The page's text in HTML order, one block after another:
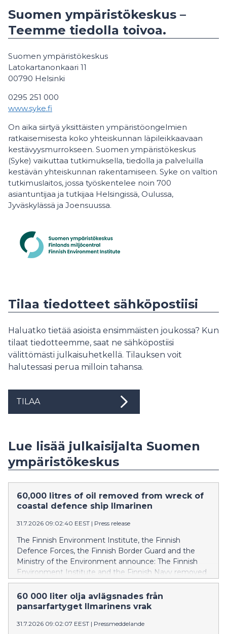
Suomen ympäristökeskus –
Teemme tiedolla toivoa.
Suomen ympäristökeskus
Latokartanonkaari 11
00790 Helsinki
0295 251 000
www.syke.fi
On aika siirtyä yksittäisten ympäristöongelmien
ratkaisemisesta koko yhteiskunnan läpileikkaavaan
kestävyysmurrokseen. Suomen ympäristökeskus
(Syke) vaikuttaa tutkimuksella, tiedolla ja palveluilla
kestävän yhteiskunnan rakentamiseen. Syke on valtion
tutkimuslaitos, jossa työskentelee noin 700
asiantuntijaa ja tutkijaa Helsingissä, Oulussa,
Jyväskylässä ja Joensuussa.
Tilaa tiedotteet sähköpostiisi
Haluatko tietää asioista ensimmäisten joukossa? Kun
tilaat tiedotteemme, saat ne sähköpostiisi
välittömästi julkaisuhetkellä. Tilauksen voit
halutessasi perua milloin tahansa.
TILAA
Lue lisää julkaisijalta Suomen
ympäristökeskus
60,000 litres of oil removed from wreck of
coastal defence ship Ilmarinen
31.7.2026 09:02:40 EEST | Press release
The Finnish Environment Institute, the Finnish
Defence Forces, the Finnish Border Guard and the
Ministry of the Environment announce: The Finnish
Environment Institute and the Finnish Navy removed
oil from the wreck of the coastal defence ship
Ilmarinen between 14 and 24 July 2026. In addition,
the Finnish Border Guard, which was prepared for
Medical Center participated in the operation. Over the
60 000 liter olja avlägsnades från
pansarfartyget Ilmarinens vrak
31.7.2026 09:02:07 EEST | Pressmeddelande